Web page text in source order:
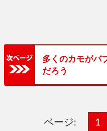
多くのカモがバ
だろう
ページ:
固
1